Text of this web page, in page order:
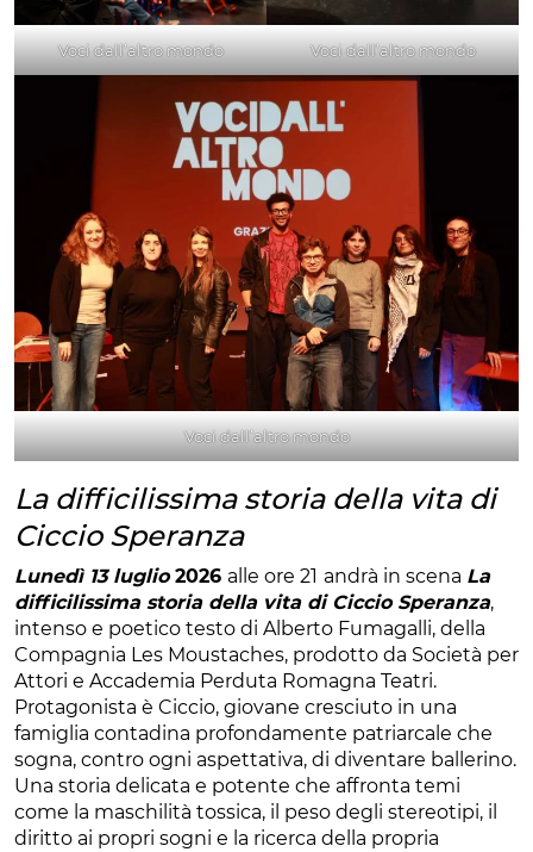
Voci dall’altro mondo Voci dall’altro mondo
Voci dall’altro mondo
La difficilissima storia della vita di
Ciccio Speranza
Lunedì 13 luglio2026 alle ore 21 andrà in scena La
difficilissima storia della vita di Ciccio Speranza,
intenso e poetico testo di Alberto Fumagalli, della
Compagnia Les Moustaches, prodotto da Società per
Attori e Accademia Perduta Romagna Teatri.
Protagonista è Ciccio, giovane cresciuto in una
famiglia contadina profondamente patriarcale che
sogna, contro ogni aspettativa, di diventare ballerino.
Una storia delicata e potente che affronta temi
come la maschilità tossica, il peso degli stereotipi, il
diritto ai propri sogni e la ricerca della propria